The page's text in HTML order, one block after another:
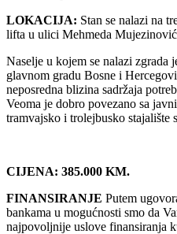
LOKACIJA: Stan se nalazi na
lifta u ulici Mehmeda
Naselje u kojem se nalazi zgrada
glavnom gradu Bosne i
neposredna blizina sadržaja
Veoma je dobro povezano sa
tramvajsko i trolejbusko stajalište
CIJENA: 385.000 KM.
FINANSIRANJE Putem
bankama u mogućnosti smo da
najpovoljnije uslove finansiranja